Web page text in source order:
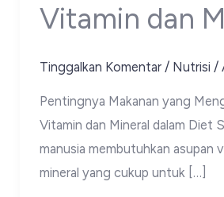
Vitamin dan
Tinggalkan Komentar / Nutrisi /
Pentingnya Makanan yang
Vitamin dan Mineral dalam Diet
manusia membutuhkan asupan
mineral yang cukup untuk […]